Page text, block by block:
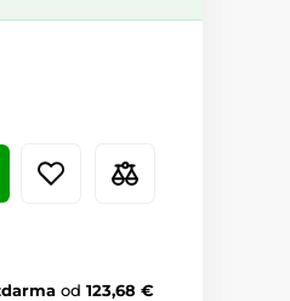
od 123,68 €